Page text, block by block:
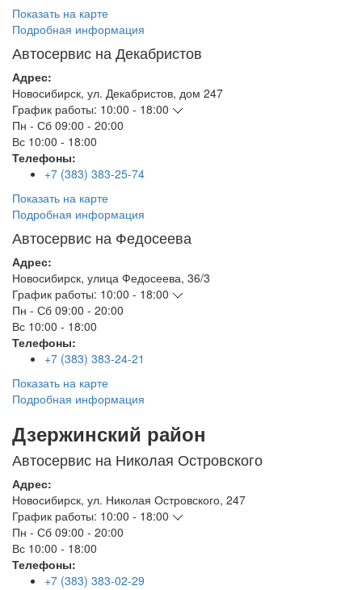
Показать на карте
Подробная информация
Автосервис на Декабристов
Адрес:
Новосибирск, ул. Декабристов, дом 247
График работы: 10:00 - 18:00
Пн - Сб 09:00 - 20:00
Вс 10:00 - 18:00
Телефоны:
+7 (383) 383-25-74
Показать на карте
Подробная информация
Автосервис на Федосеева
Адрес:
Новосибирск, улица Федосеева, 36/3
График работы: 10:00 - 18:00
Пн - Сб 09:00 - 20:00
Вс 10:00 - 18:00
Телефоны:
+7 (383) 383-24-21
Показать на карте
Подробная информация
Дзержинский район
Автосервис на Николая Островского
Адрес:
Новосибирск, ул. Николая Островского, 247
График работы: 10:00 - 18:00
Пн - Сб 09:00 - 20:00
Вс 10:00 - 18:00
Телефоны:
+7 (383) 383-02-29